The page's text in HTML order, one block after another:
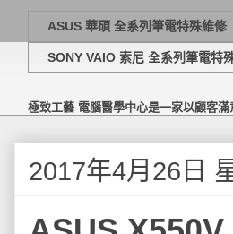
ASUS 華碩 全系列筆電特殊維修
SONY VAIO 索尼 全系列筆電特
極致工藝 電腦醫學中心是一家以顧客
2017年4月26日